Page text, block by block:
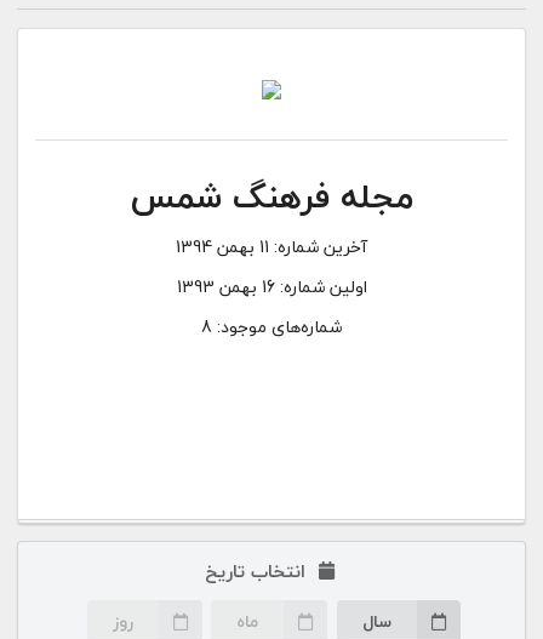
مجله فرهنگ شمس
آخرین شماره: 11 بهمن 1394
اولین شماره:16 بهمن 1393
شماره‌های موجود: 8
انتخاب تاریخ
سال ماه روز